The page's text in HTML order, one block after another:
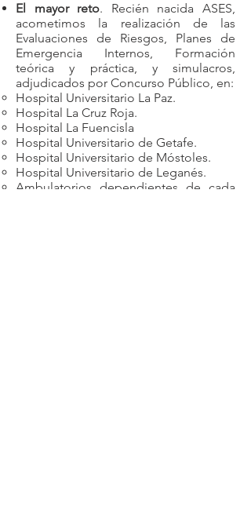
El mayor reto. Recién nacida ASES,
acometimos la realización de las
Evaluaciones de Riesgos, Planes de
Emergencia Internos, Formación
teórica y práctica, y simulacros,
adjudicados por Concurso Público, en:
Hospital Universitario La Paz.
Hospital La Cruz Roja.
Hospital La Fuencisla
Hospital Universitario de Getafe.
Hospital Universitario de Móstoles.
Hospital Universitario de Leganés.
Ambulatorios dependientes de cada